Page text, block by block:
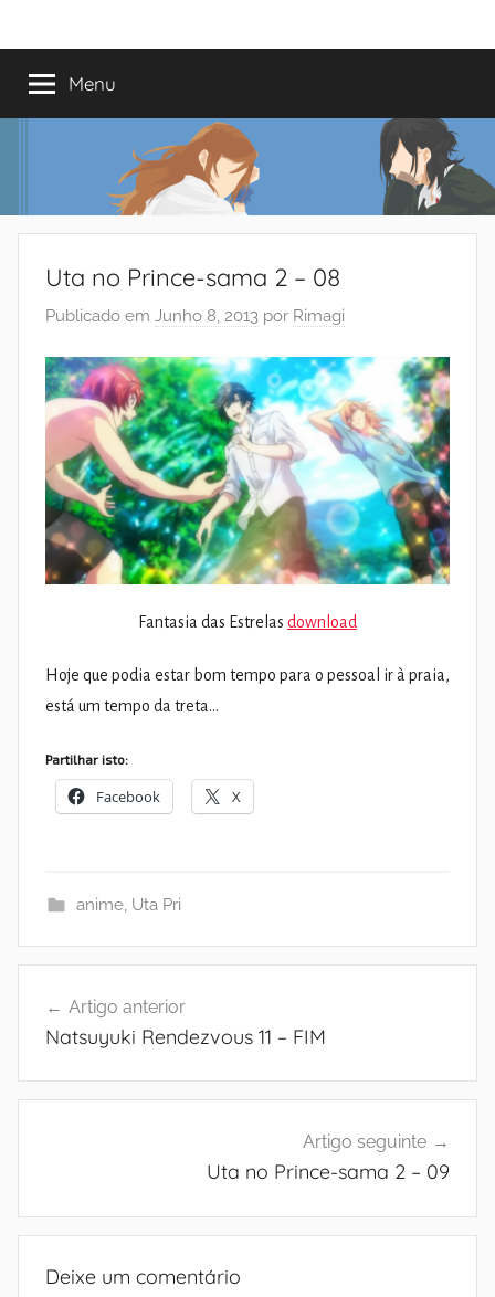
paraMundo
do
Shoujo
anos
a
romances
Menu
Uta no Prince-sama 2 – 08
Publicado em Junho 8, 2013 por Rimagi
Fantasia das Estrelas download
Hoje que podia estar bom tempo para o pessoal ir à praia,
está um tempo da treta…
Partilhar isto:
Facebook X
anime, Uta Pri
de
Artigo anterior
Natsuyuki Rendezvous 11 – FIM
Artigo seguinte
Uta no Prince-sama 2 – 09
Deixe um comentário